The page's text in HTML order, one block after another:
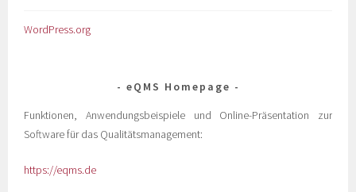
WordPress.org
eQMS Homepage
Funktionen, Anwendungsbeispiele und Online-Präsentation zur
Software für das Qualitätsmanagement:
https://eqms.de